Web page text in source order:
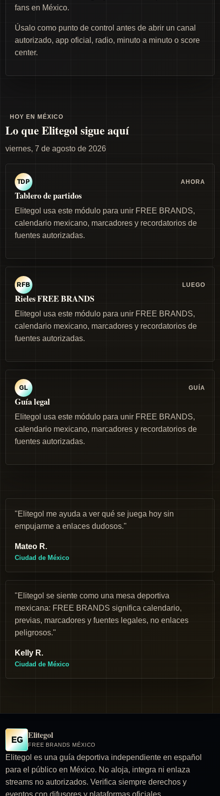
fans en México.
Úsalo como punto de control antes de abrir un canal
autorizado, app oficial, radio, minuto a minuto o score
center.
HOY EN MÉXICO
Lo que Elitegol sigue aquí
viernes, 7 de agosto de 2026
TDP AHORA
Tablero de partidos
Elitegol usa este módulo para unir FREE BRANDS,
calendario mexicano, marcadores y recordatorios de
fuentes autorizadas.
RFB LUEGO
Rieles FREE BRANDS
Elitegol usa este módulo para unir FREE BRANDS,
calendario mexicano, marcadores y recordatorios de
fuentes autorizadas.
GL GUÍA
Guía legal
Elitegol usa este módulo para unir FREE BRANDS,
calendario mexicano, marcadores y recordatorios de
fuentes autorizadas.
"Elitegol me ayuda a ver qué se juega hoy sin
empujarme a enlaces dudosos."
Mateo R.
Ciudad de México
"Elitegol se siente como una mesa deportiva
mexicana: FREE BRANDS significa calendario,
previas, marcadores y fuentes legales, no enlaces
peligrosos."
Kelly R.
Ciudad de México
EG Elitegol
FREE BRANDS MÉXICO
Elitegol es una guía deportiva independiente en español
para el público en México. No aloja, integra ni enlaza
streams no autorizados. Verifica siempre derechos y
eventos con difusores y plataformas oficiales.